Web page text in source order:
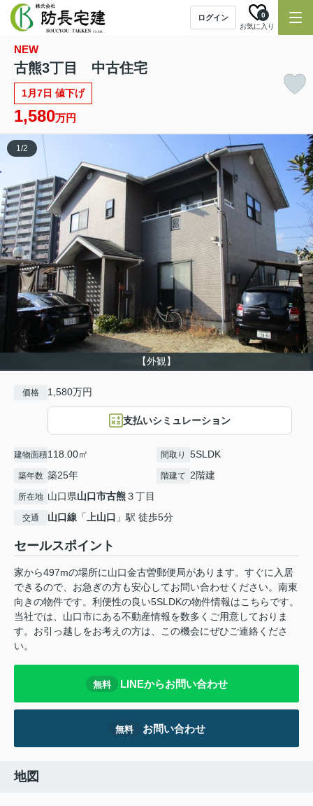
ログイン
お気に入り
0
NEW
古熊3丁目 中古住宅
1月7日 値下げ
1,580万円
【外観】
1/2
価格 1,580万円
支払いシミュレーション
建物面積118.00㎡ 間取り 5SLDK
築年数 築25年 階建て 2階建
所在地 山口県山口市古熊３丁目
交通 山口線 「上山口 」駅 徒歩5分
セールスポイント
家から497mの場所に山口金古曽郵便局があります。すぐに入居
できるので、お急ぎの方も安心してお問い合わせください。南東
向きの物件です。利便性の良い5SLDKの物件情報はこちらです。
当社では、山口市にある不動産情報を数多くご用意しておりま
す。お引っ越しをお考えの方は、この機会にぜひご連絡くださ
い。
無料 LINEからお問い合わせ
無料 お問い合わせ
地図